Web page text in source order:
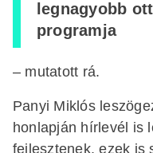
legnagyobb
programja
– mutatott rá.
Panyi Miklós
honlapján hírlevél is
fejlesztenek, ezek is